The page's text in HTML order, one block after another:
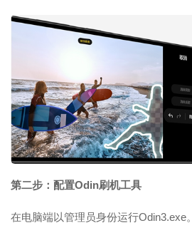
第二步：配置Odin刷机工具
在电脑端以管理员身份运行Odin3.exe。